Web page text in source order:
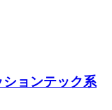
ョンテック系